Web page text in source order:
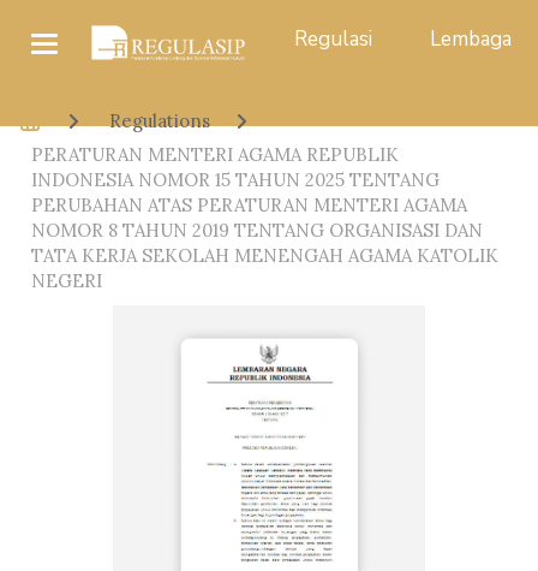
Regulasi Lembaga
Regulations
PERATURAN MENTERI AGAMA REPUBLIK
INDONESIA NOMOR 15 TAHUN 2025 TENTANG
PERUBAHAN ATAS PERATURAN MENTERI AGAMA
NOMOR 8 TAHUN 2019 TENTANG ORGANISASI DAN
TATA KERJA SEKOLAH MENENGAH AGAMA KATOLIK
NEGERI